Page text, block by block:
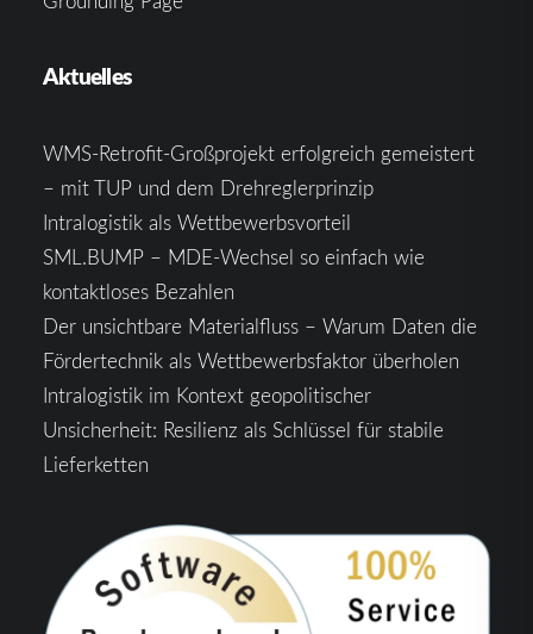
Aktuelles
WMS-Retrofit-Großprojekt erfolgreich gemeistert
– mit TUP und dem Drehreglerprinzip
Intralogistik als Wettbewerbsvorteil
SML.BUMP – MDE-Wechsel so einfach wie
kontaktloses Bezahlen
Der unsichtbare Materialfluss – Warum Daten die
Fördertechnik als Wettbewerbsfaktor überholen
Intralogistik im Kontext geopolitischer
Unsicherheit: Resilienz als Schlüssel für stabile
Lieferketten